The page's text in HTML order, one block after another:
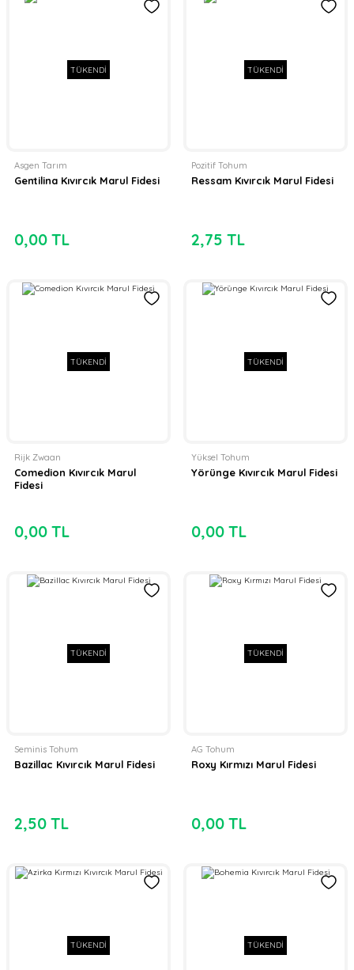
TÜKENDİ
Asgen Tarım
Gentilina Kıvırcık Marul Fidesi
0,00 TL
TÜKENDİ
Pozitif Tohum
Ressam Kıvırcık Marul Fidesi
2,75 TL
TÜKENDİ
Rijk Zwaan
Comedion Kıvırcık Marul
Fidesi
0,00 TL
TÜKENDİ
Yüksel Tohum
Yörünge Kıvırcık Marul Fidesi
0,00 TL
TÜKENDİ
Seminis Tohum
Bazillac Kıvırcık Marul Fidesi
2,50 TL
TÜKENDİ
AG Tohum
Roxy Kırmızı Marul Fidesi
0,00 TL
TÜKENDİ TÜKENDİ